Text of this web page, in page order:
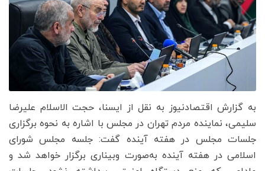
به گزارش اقتصادنیوز به نقل از ایسنا، حجت الاسلام علیرضا
سلیمی، نماینده مردم تهران در مجلس با اشاره به نحوه برگزاری
جلسات مجلس در هفته آینده گفت: جلسه مجلس شورای
اسلامی در هفته آینده به‌صورت وبیناری برگزار خواهد شد و